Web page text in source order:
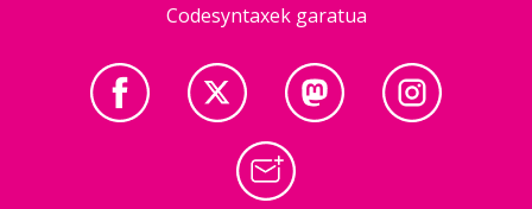
Codesyntaxek garatua